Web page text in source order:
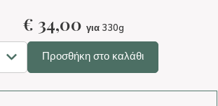
€ 34,00 για 330g
Προσθήκη στο καλάθι